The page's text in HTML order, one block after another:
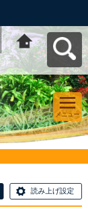
台東区 地域活
動支援サイトへ
戻る
メニュー
読み上げ設定